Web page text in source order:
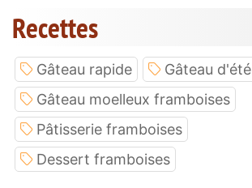
Recettes
Gâteau rapide
Gâteau d'été
Gâteau moelleux framboises
Pâtisserie framboises
Dessert framboises